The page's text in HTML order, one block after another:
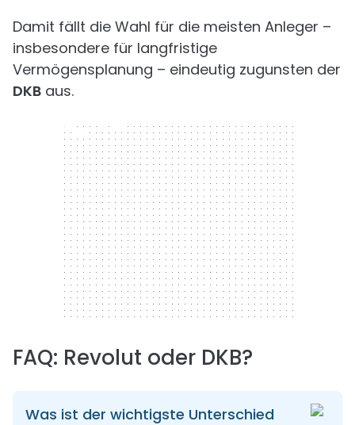
Damit fällt die Wahl für die meisten Anleger –
insbesondere für langfristige
Vermögensplanung – eindeutig zugunsten der
DKB aus.
300 x 250
FAQ: Revolut oder DKB?
Was ist der wichtigste Unterschied